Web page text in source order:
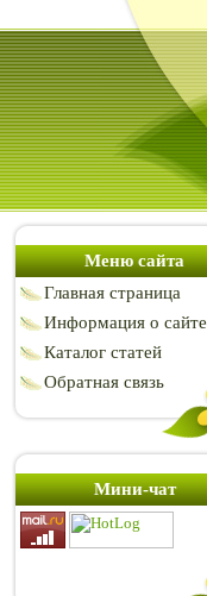
Меню сайта
Главная страница
Информация о сайте
Каталог статей
Обратная связь
Мини-чат